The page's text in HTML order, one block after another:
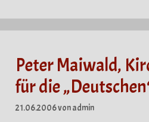
Peter Maiwald,
für die
21.06.2006vonadmin